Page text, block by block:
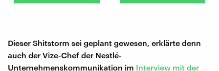
Dieser Shitstorm sei geplant gewesen, erklärte denn
auch der Vize-Chef der Nestlé-
Unternehmenskommunikation im Interview mit der